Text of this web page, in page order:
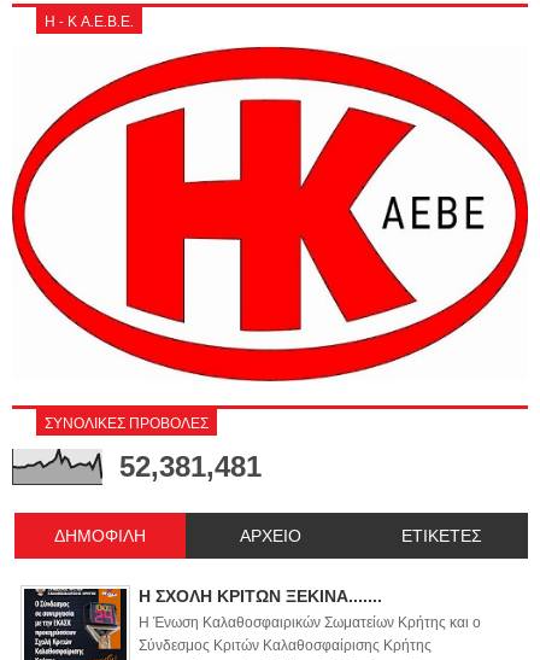
Η - Κ Α.Ε.Β.Ε.
ΣΥΝΟΛΙΚΕΣ ΠΡΟΒΟΛΕΣ
52,381,481
ΔΗΜΟΦΙΛΗ ΑΡΧΕΙΟ ΕΤΙΚΕΤΕΣ
Η ΣΧΟΛΗ ΚΡΙΤΩΝ ΞΕΚΙΝΑ.......
Η Ένωση Καλαθοσφαιρικών Σωματείων Κρήτης και ο
Σύνδεσμος Κριτών Καλαθοσφαίρισης Κρήτης